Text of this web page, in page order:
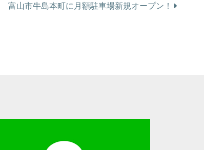
富山市牛島本町に月額駐車場新規オープン！